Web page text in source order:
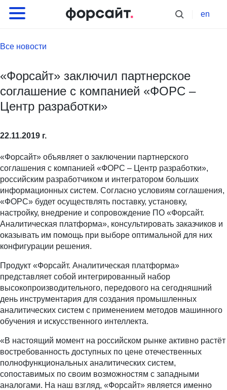
en
Все новости
«Форсайт» заключил партнерское
соглашение с компанией «ФОРС –
Центр разработки»
22.11.2019 г.
«Форсайт» объявляет о заключении партнерского
соглашения с компанией «ФОРС – Центр разработки»,
российским разработчиком и интегратором больших
информационных систем. Согласно условиям соглашения,
«ФОРС» будет осуществлять поставку, установку,
настройку, внедрение и сопровождение ПО «Форсайт.
Аналитическая платформа», консультировать заказчиков и
оказывать им помощь при выборе оптимальной для них
конфигурации решения.
Продукт «Форсайт. Аналитическая платформа»
представляет собой интегрированный набор
высокопроизводительного, передового на сегодняшний
день инструментария для создания промышленных
аналитических систем с применением методов машинного
обучения и искусственного интеллекта.
«В настоящий момент на российском рынке активно растёт
востребованность доступных по цене отечественных
полнофункциональных аналитических систем,
сопоставимых по своим возможностям с западными
аналогами. На наш взгляд, «Форсайт» является именно